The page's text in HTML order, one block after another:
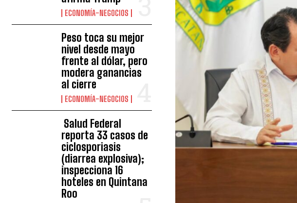
ECONOMÍA-NEGOCIOS
Peso toca su mejor
nivel desde mayo
frente al dólar, pero
modera ganancias
al cierre
ECONOMÍA-NEGOCIOS
Salud Federal
reporta 33 casos de
ciclosporiasis
(diarrea explosiva);
inspecciona 16
hoteles en Quintana
Roo